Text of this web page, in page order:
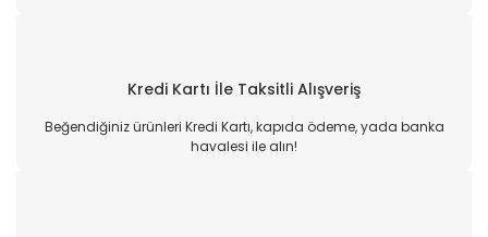
Kredi Kartı İle Taksitli Alışveriş
Beğendiğiniz ürünleri Kredi Kartı, kapıda ödeme, yada banka
havalesi ile alın!